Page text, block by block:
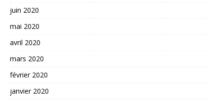
juin 2020
mai 2020
avril 2020
mars 2020
février 2020
janvier 2020